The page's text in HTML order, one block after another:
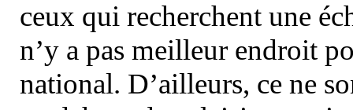
ceux qui recherchent une
n’y a pas meilleur endroit
national. D’ailleurs, ce ne